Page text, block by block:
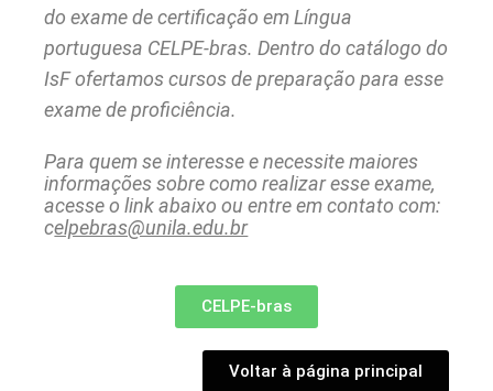
do exame de certificação em Língua
portuguesa CELPE-bras. Dentro do catálogo do
IsF ofertamos cursos de preparação para esse
exame de proficiência.
Para quem se interesse e necessite maiores
informações sobre como realizar esse exame,
acesse o link abaixo ou entre em contato com:
celpebras@unila.edu.br
CELPE-bras
Voltar à página principal